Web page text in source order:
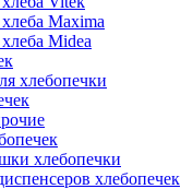
Maxima
Midea
хлебопечки
хлебопечки
хлебопечек